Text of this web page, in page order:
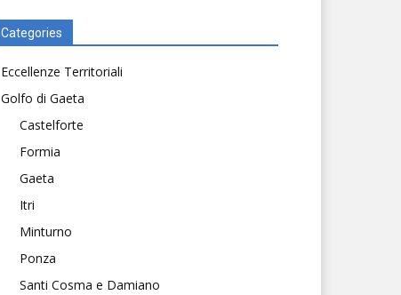
Categories
Eccellenze Territoriali
Golfo di Gaeta
Castelforte
Formia
Gaeta
Itri
Minturno
Ponza
Santi Cosma e Damiano